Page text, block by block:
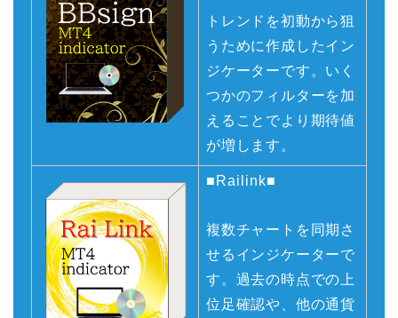
トレンドを初動から狙
うために作成したイン
ジケーターです。いく
つかのフィルターを加
えることでより期待値
が増します。
■Railink■
複数チャートを同期さ
せるインジケーターで
す。過去の時点での上
位足確認や、他の通貨